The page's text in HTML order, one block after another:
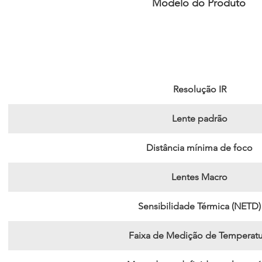
Modelo do Produto
Resolução IR
Lente padrão
Distância mínima de foco
Lentes Macro
Sensibilidade Térmica (NETD)
Faixa de Medição de